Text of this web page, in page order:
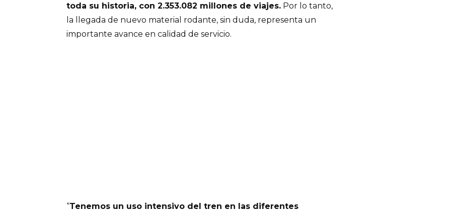
toda su historia, con 2.353.082 millones de viajes. Por lo tanto,
la llegada de nuevo material rodante, sin duda, representa un
importante avance en calidad de servicio.
“Tenemos un uso intensivo del tren en las diferentes